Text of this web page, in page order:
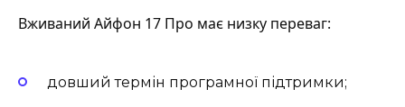
Вживаний Айфон 17 Про має низку переваг:
довший термін програмної підтримки;